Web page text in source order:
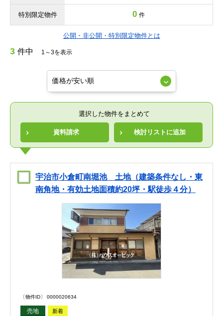
特別限定物件 0 件
公開・非公開・特別限定物件とは
3 件中 1～3を表示
選択した物件をまとめて
資料請求 検討リストに追加
宇治市小倉町南堀池 土地（建築条件なし・東
南角地・有効土地面積約20坪・駅徒歩４分）
〔物件ID〕 0000020634
売地 新着